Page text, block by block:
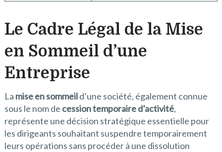
Le Cadre Légal de la Mise
en Sommeil d’une
Entreprise
La mise en sommeild’une société, également connue
sous le nom de cession temporaire d’activité,
représente une décision stratégique essentielle pour
les dirigeants souhaitant suspendre temporairement
leurs opérations sans procéder à une dissolution